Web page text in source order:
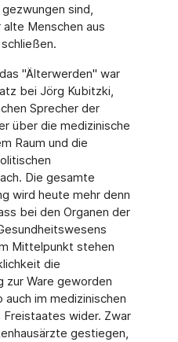
sind,
Menschen aus
"Älterwerden" war
bei Jörg Kubitzki,
Sprecher der
über die medizinische
Raum und die
Die gesamte
wird heute mehr denn
bei den Organen der
Mittelpunkt stehen
die
zur Ware geworden
im medizinischen
wider. Zwar
gestiegen,